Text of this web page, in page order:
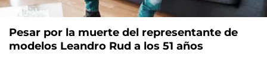
Pesar por la muerte del representante de
modelos Leandro Rud a los 51 años